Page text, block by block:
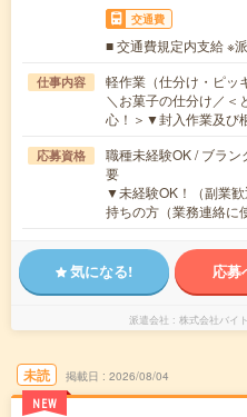
交通費
■ 交通費規定内支給 ※
仕事内容
軽作業（仕分け・ピッ
＼お菓子の仕分け／＜
心！＞▼封入作業及び
応募資格
職種未経験OK / ブラ
要
▼未経験OK！（副業
持ちの方（業務連絡
気になる! 応募
派遣会社 株式会社バイ
未読
NEW
掲載日 2026/08/04